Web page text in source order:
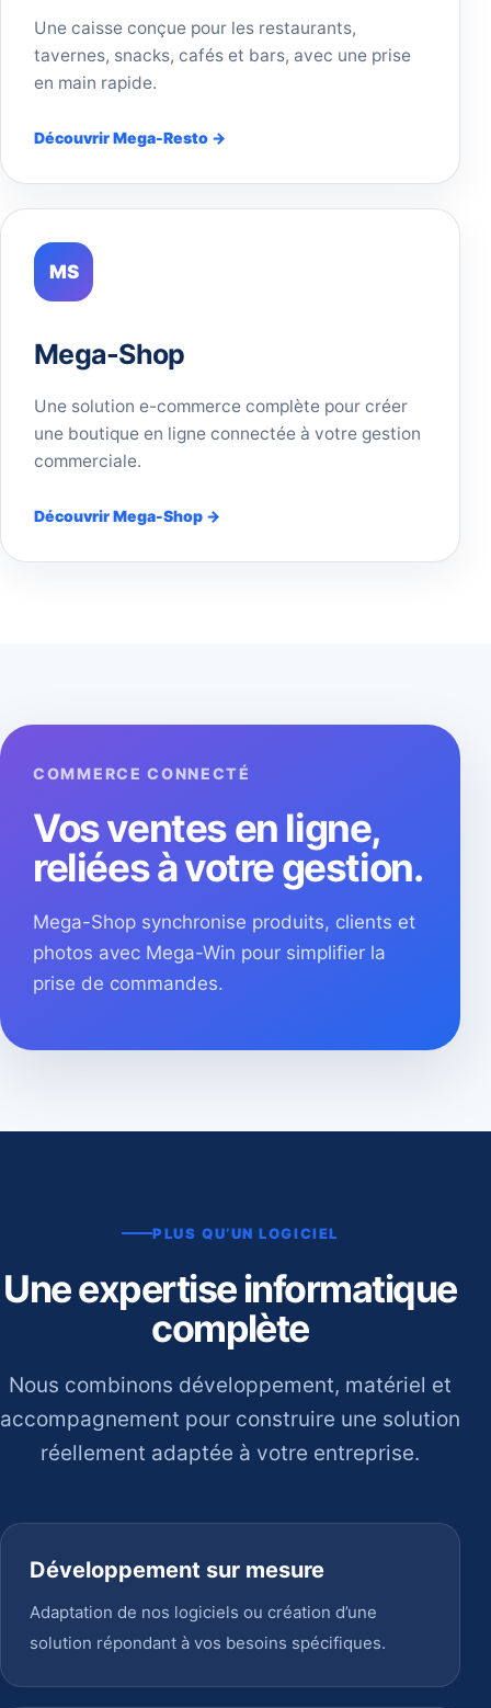
Une caisse conçue pour les restaurants,
tavernes, snacks, cafés et bars, avec une prise
en main rapide.
Découvrir Mega-Resto →
MS
Mega-Shop
Une solution e-commerce complète pour créer
une boutique en ligne connectée à votre gestion
commerciale.
Découvrir Mega-Shop →
COMMERCE CONNECTÉ
Vos ventes en ligne,
reliées à votre gestion.
Mega-Shop synchronise produits, clients et
photos avec Mega-Win pour simplifier la
prise de commandes.
PLUS QU’UN LOGICIEL
Une expertise informatique
complète
Nous combinons développement, matériel et
accompagnement pour construire une solution
réellement adaptée à votre entreprise.
Développement sur mesure
Adaptation de nos logiciels ou création d’une
solution répondant à vos besoins spécifiques.